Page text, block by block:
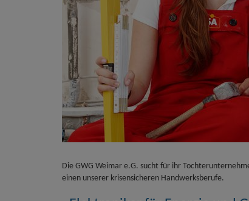
Die GWG Weimar e.G. sucht für ihr
einen unserer krisensicheren Handwerksberufe.